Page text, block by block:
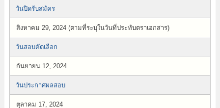
วันปิดรับสมัคร
สิงหาคม 29, 2024 (ตามที่ระบุในวันที่ประทับตราเอกสาร)
วันสอบคัดเลือก
กันยายน 12, 2024
วันประกาศผลสอบ
ตุลาคม 17, 2024